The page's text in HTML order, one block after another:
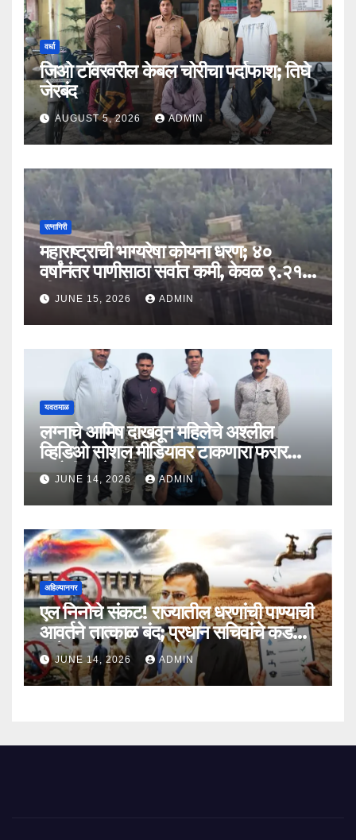
वर्धा
जिओ टॉवरवरील केबल चोरीचा पर्दाफाश; तिघे
जेरबंद
AUGUST 5, 2026 ADMIN
रत्नागिरी
महाराष्ट्राची भाग्यरेषा कोयना धरण; ४०
वर्षांनंतर पाणीसाठा सर्वात कमी, केवळ ९.२१
टीएमसी पाणी शिल्लक
JUNE 15, 2026 ADMIN
यवतमाळ
लग्नाचे आमिष दाखवून महिलेचे अश्लील
व्हिडिओ सोशल मीडियावर टाकणारा फरार
आरोपी अखेर जेरबंद!
JUNE 14, 2026 ADMIN
अहिल्यानगर
एल निनोचे संकट! राज्यातील धरणांची पाण्याची
आवर्तने तात्काळ बंद; प्रधान सचिवांचे कडक
आदेश
JUNE 14, 2026 ADMIN